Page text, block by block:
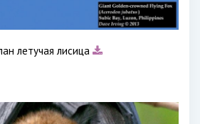
летучая лисица